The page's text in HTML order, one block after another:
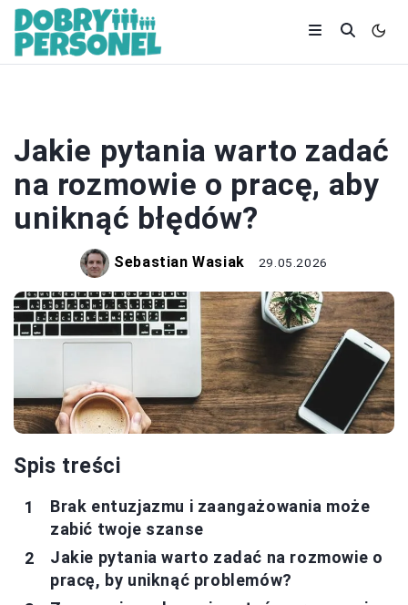
Jakie pytania warto zadać
na rozmowie o pracę, aby
uniknąć błędów?
Sebastian Wasiak 29.05.2026
Spis treści
Brak entuzjazmu i zaangażowania może
zabić twoje szanse
Jakie pytania warto zadać na rozmowie o
pracę, by uniknąć problemów?